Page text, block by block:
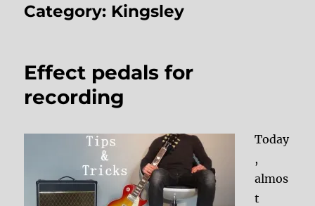
Category: Kingsley
Effect pedals for
recording
Today
,
almos
t